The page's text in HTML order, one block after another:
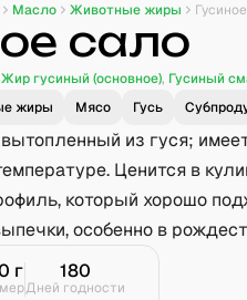
Масло Животные жиры
сало
Жир гусиный (основное), Гусиный
жиры Мясо Гусь
из гуся;
Ценится в
который хорошо
особенно в
г 180
Дней годности